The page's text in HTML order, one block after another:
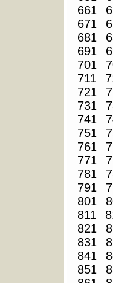
661
671
681
691
701
711
721
731
741
751
761
771
781
791
801
811
821
831
841
851